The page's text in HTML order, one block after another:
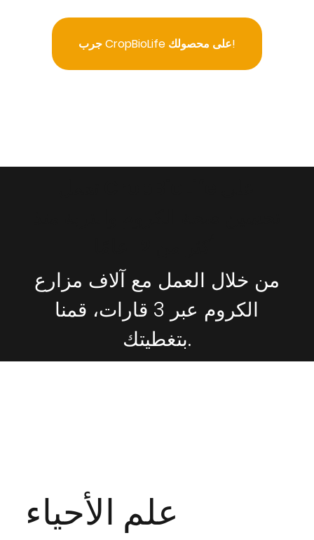
علم الأحياء
من خلال العمل مع آلاف مزارع
الكروم عبر 3 قارات، قمنا
بتغطيتك.
جرب CropBioLife على محصولك!